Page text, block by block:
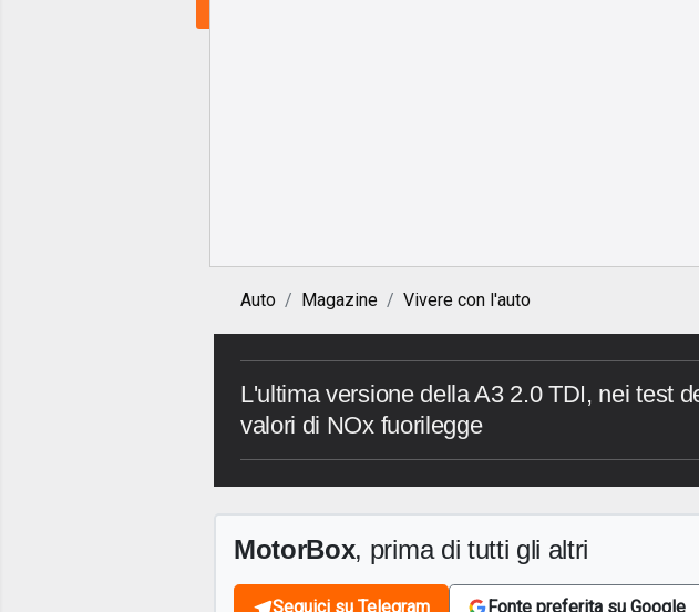
Auto Magazine Vivere con l'auto
L'ultima versione della A3 2.0 TDI, nei test
valori di NOx fuorilegge
MotorBox, prima di tutti gli altri
Seguici su Telegram Fonte preferita su Google